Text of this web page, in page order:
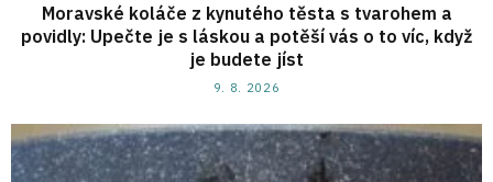
Moravské koláče z kynutého těsta s tvarohem a
povidly: Upečte je s láskou a potěší vás o to víc, když
je budete jíst
9. 8. 2026